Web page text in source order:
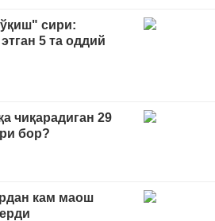
сири:
5 та оддий
чиқарадиган 29
бор?
кам маош